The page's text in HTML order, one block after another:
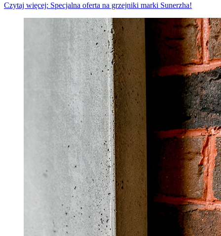
Czytaj więcej: Specjalna oferta na grzejniki marki Sunerzha!